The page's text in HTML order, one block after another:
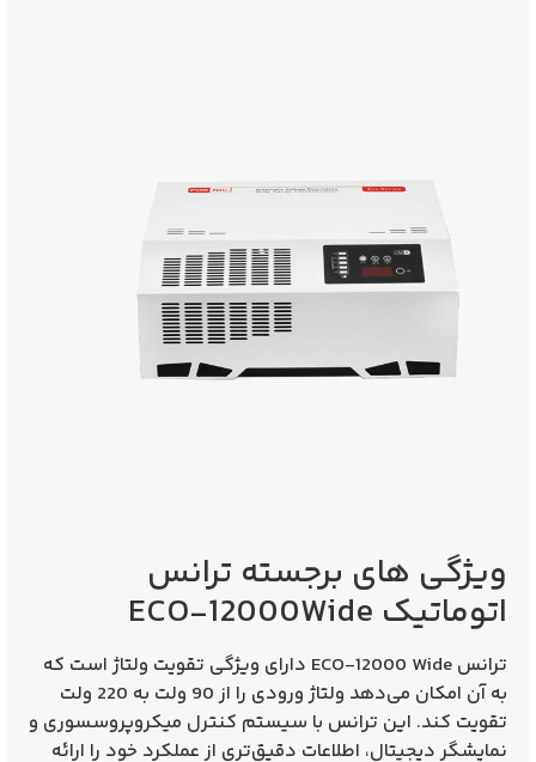
ویژگی‌ های برجسته ترانس
اتوماتیک ECO-12000Wide
ترانس ECO-12000 Wide دارای ویژگی تقویت ولتاژ است که
به آن امکان می‌دهد ولتاژ ورودی را از 90 ولت به 220 ولت
تقویت کند. این ترانس با سیستم کنترل میکروپروسسوری و
نمایشگر دیجیتال، اطلاعات دقیق‌تری از عملکرد خود را ارائه